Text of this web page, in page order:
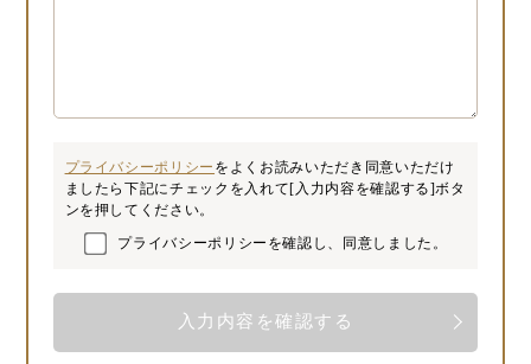
プライバシーポリシー をよくお読みいただき同意いただけ
ましたら下記にチェックを入れて[入力内容を確認する]ボタ
ンを押してください。
プライバシーポリシーを確認し、同意しました。